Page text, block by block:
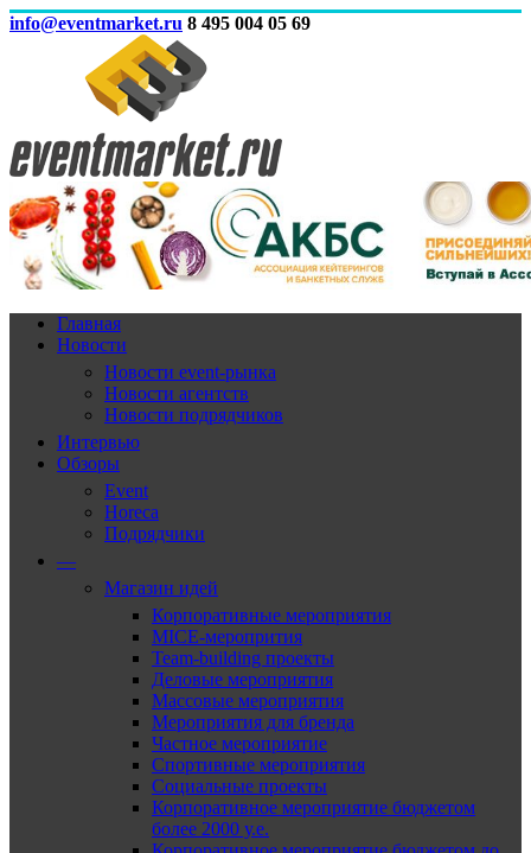
info@eventmarket.ru 8 495 004 05 69
Главная
Новости
Новости event-рынка
Новости агентств
Новости подрядчиков
Интервью
Обзоры
Event
Horeca
Подрядчики
—
Магазин идей
Корпоративные мероприятия
MICE-меропрития
Team-building проекты
Деловые мероприятия
Массовые мероприятия
Мероприятия для бренда
Частное мероприятие
Спортивные мероприятия
Социальные проекты
Корпоративное мероприятие бюджетом
более 2000 у.е.